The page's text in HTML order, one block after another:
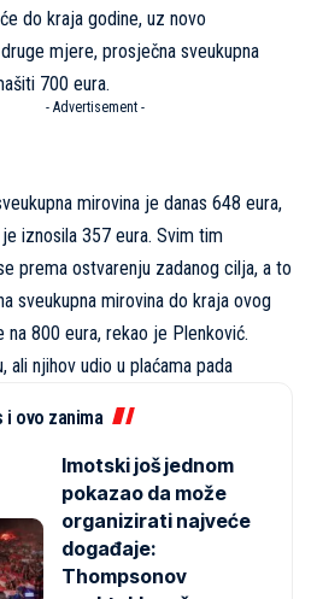
do kraja godine, uz novo
mjere, prosječna sveukupna
700 eura.
- Advertisement -
mirovina je danas 648 eura,
iznosila 357 eura. Svim tim
prema ostvarenju zadanog cilja, a to
sveukupna mirovina do kraja ovog
na 800 eura, rekao je Plenković.
ali njihov udio u plaćama pada
i ovo zanima
Imotski još jednom
pokazao da može
organizirati najveće
događaje:
Thompsonov